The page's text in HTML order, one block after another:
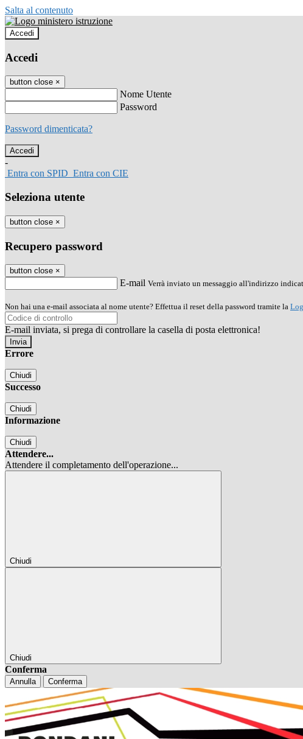
Salta al contenuto
Accedi
Accedi
button close ×
Nome Utente
Password
Password dimenticata?
-
Entra con SPID Entra con CIE
Seleziona utente
button close ×
Recupero password
button close ×
E-mail Verrà inviato un messaggio all'indirizzo
Non hai una e-mail associata al nome utente? Effettua il reset della password tramite la
E-mail inviata, si prega di controllare la casella di posta elettronica!
Errore
Chiudi
Successo
Chiudi
Informazione
Chiudi
Attendere...
Attendere il completamento dell'operazione...
Chiudi
Chiudi
Conferma
Annulla Conferma